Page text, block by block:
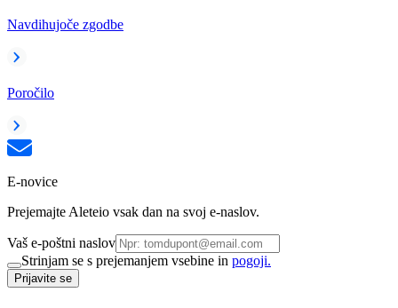
Navdihujoče zgodbe
Poročilo
E-novice
Prejemajte Aleteio vsak dan na svoj e-naslov.
Vaš e-poštni naslov
Strinjam se s prejemanjem vsebine in pogoji.
Prijavite se